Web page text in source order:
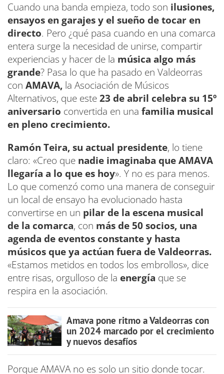
Cuando una banda empieza, todo son ilusiones,
ensayos en garajes y el sueño de tocar en
directo. Pero ¿qué pasa cuando en una comarca
entera surge la necesidad de unirse, compartir
experiencias y hacer de la música algo más
grande? Pasa lo que ha pasado en Valdeorras
con AMAVA, la Asociación de Músicos
Alternativos, que este23 deabril celebra su 15º
aniversario convertida en una familia musical
en pleno crecimiento.
Ramón Teira, su actual presidente, lo tiene
claro: «Creo que nadie imaginaba que AMAVA
llegaría a lo que es hoy». Y no es para menos.
Lo que comenzó como una manera de conseguir
un local de ensayo ha evolucionado hasta
convertirse en un pilar de la escena musical
de la comarca, con más de 50 socios, una
agenda de eventos constante y hasta
músicos que ya actúan fuera de Valdeorras.
«Estamos metidos en todos los embrollos», dice
entre risas, orgulloso de la energía que se
respira en la asociación.
Amava pone ritmo a Valdeorras con
un 2024 marcado por el crecimiento
y nuevos desafíos
Porque AMAVA no es solo un sitio donde tocar.